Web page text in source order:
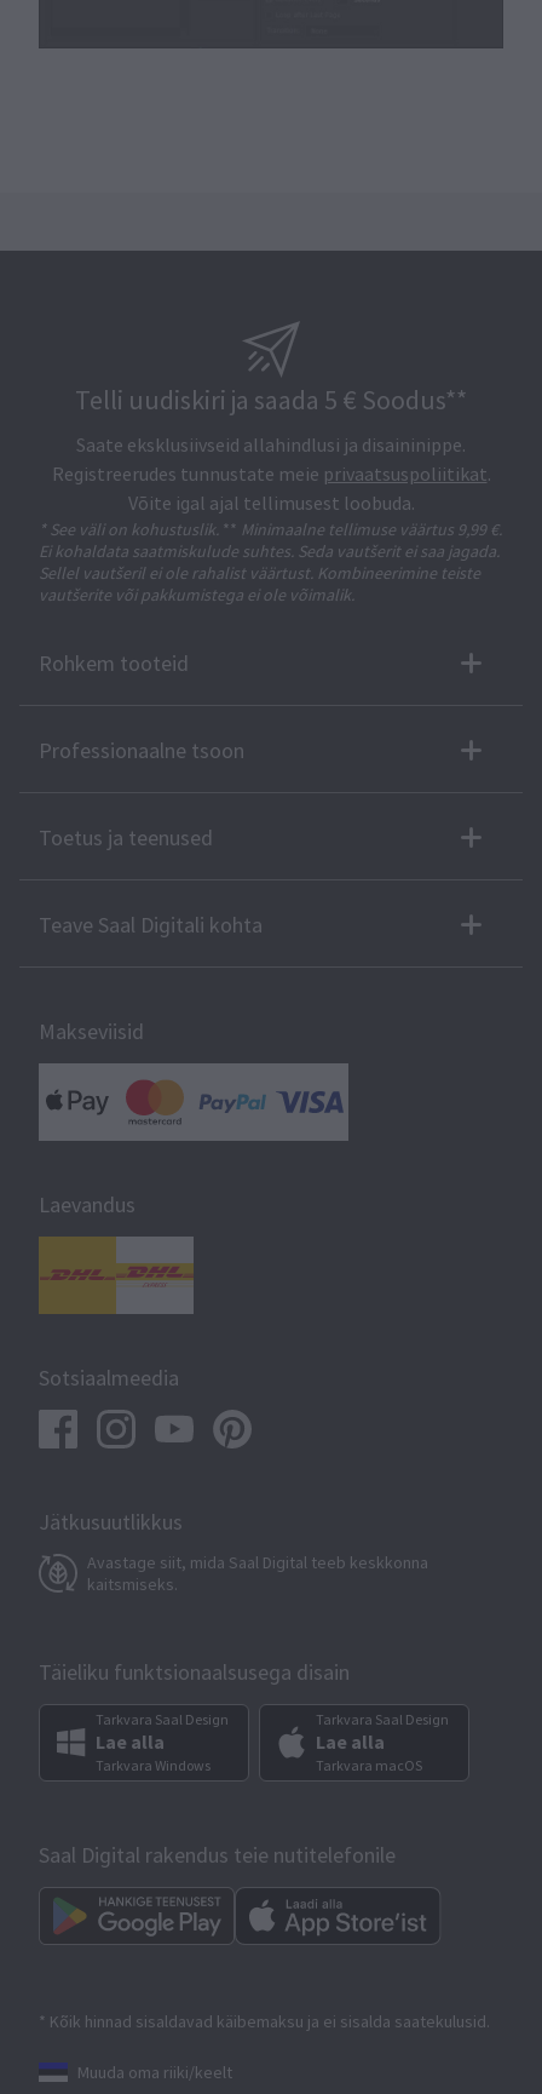
Telli uudiskiri ja saada 5 € Soodus**
Saate eksklusiivseid allahindlusi ja disaininippe.
Registreerudes tunnustate meie privaatsuspoliitikat.
Võite igal ajal tellimusest loobuda.
* See väli on kohustuslik. ** Minimaalne tellimuse väärtus 9,99 €.
Ei kohaldata saatmiskulude suhtes. Seda vautšerit ei saa jagada.
Sellel vautšeril ei ole rahalist väärtust. Kombineerimine teiste
vautšerite või pakkumistega ei ole võimalik.
Rohkem tooteid
Professionaalne tsoon
Toetus ja teenused
Teave Saal Digitali kohta
Makseviisid
Laevandus
Sotsiaalmeedia
Jätkusuutlikkus
Avastage siit, mida Saal Digital teeb keskkonna
kaitsmiseks.
Täieliku funktsionaalsusega disain
Tarkvara Saal Design
Lae alla
Tarkvara Windows
Tarkvara Saal Design
Lae alla
Tarkvara macOS
Saal Digital rakendus teie nutitelefonile
* Kõik hinnad sisaldavad käibemaksu ja ei sisalda saatekulusid.
Muuda oma riiki/keelt